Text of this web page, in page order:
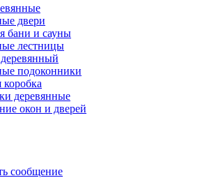
двери
бани и сауны
лестницы
подоконники
коробка
деревянные
окон и дверей
сообщение